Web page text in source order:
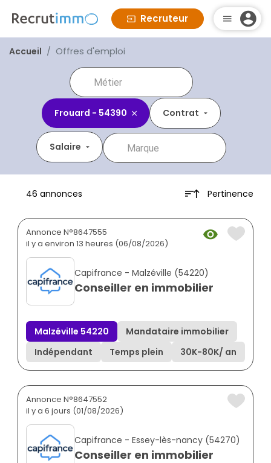
Recruteur
Accueil Offres d'emploi
Frouard - 54390 Contrat
Salaire
46 annonces Pertinence
Annonce N°8647555
il y a environ 13 heures (06/08/2026)
Capifrance - Malzéville (54220)
Conseiller en immobilier
Malzéville 54220
Mandataire immobilier
Indépendant
Temps plein 30K-80K/ an
Annonce N°8647552
il y a 6 jours (01/08/2026)
Capifrance - Essey-lès-nancy (54270)
Conseiller en immobilier